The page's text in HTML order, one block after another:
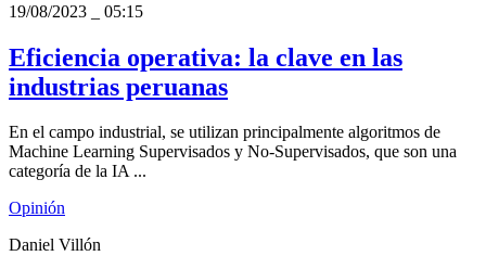
19/08/2023
05:15
Eficiencia operativa: la clave en las
industrias peruanas
En el campo industrial, se utilizan principalmente algoritmos de
Machine Learning Supervisados y No-Supervisados, que son una
categoría de la IA ...
Opinión
Daniel Villón